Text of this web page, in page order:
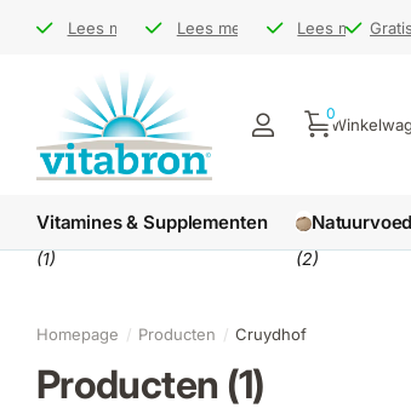
Bezoek ons op demarkt
Lees meer
Bezoek ons op demarkt
Gratis leveringNL € 45 / BE € 65
Lees meer
Gratis leveringNL € 45 / BE € 65
Levertijd1-3
Lees meer
Levertijd1-3
0
Vitamines & Supplementen
(1) (2)
Homepage Producten Cruydhof
Producten (1)